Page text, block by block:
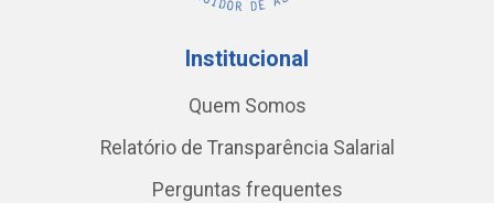
Institucional
Quem Somos
Relatório de Transparência Salarial
Perguntas frequentes